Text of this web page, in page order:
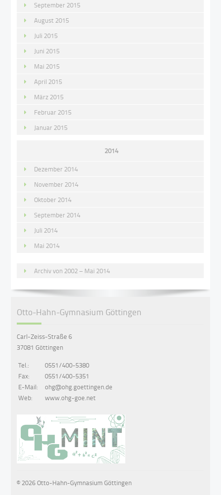
September 2015
August 2015
Juli 2015
Juni 2015
Mai 2015
April 2015
März 2015
Februar 2015
Januar 2015
2014
Dezember 2014
November 2014
Oktober 2014
September 2014
Juli 2014
Mai 2014
Archiv von 2002 – Mai 2014
Otto-Hahn-Gymnasium Göttingen
Carl-Zeiss-Straße 6
37081 Göttingen
Tel.:
0551/400-5380
Fax:
0551/400-5351
E-Mail:
ohg@ohg.goettingen.de
Web:
www.ohg-goe.net
© 2026 Otto-Hahn-Gymnasium Göttingen